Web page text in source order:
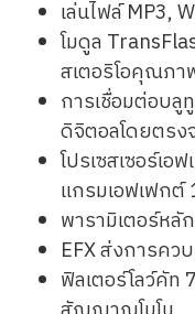
เล่นไฟล์ MP3,
โมดูล
สเตอริโอคุณภา
การเชื่อมต่อบลู
ดิจิตอลโดยตรง
โปรเซสเซอร์เ
แกรมเอฟเฟกต์
พารามิเตอร์หลั
EFX ส่งการคว
ฟิลเตอร์โลว์คัท